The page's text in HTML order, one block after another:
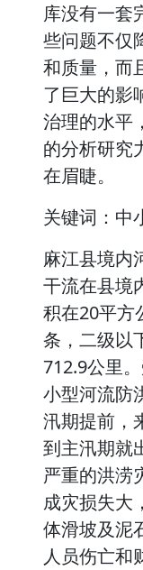
库没有一套
些问题不仅
和质量，而
了巨大的影
治理的水平
的分析研究
在眉睫。
关键词：中
麻江县境内
干流在县境
积在20平方
条，二级以
712.9公里
小型河流防
汛期提前，
到主汛期就
严重的洪涝
成灾损失大
体滑坡及泥
人员伤亡和